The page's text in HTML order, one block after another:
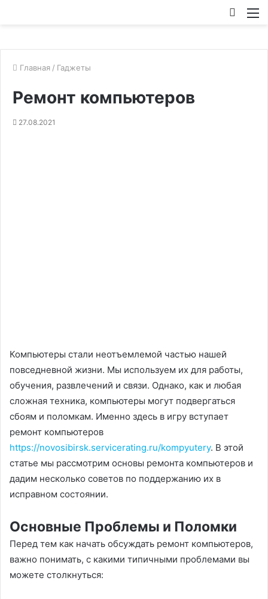
Главная / Гаджеты
Ремонт компьютеров
27.08.2021
Компьютеры стали неотъемлемой частью нашей
повседневной жизни. Мы используем их для работы,
обучения, развлечений и связи. Однако, как и любая
сложная техника, компьютеры могут подвергаться
сбоям и поломкам. Именно здесь в игру вступает
ремонт компьютеров
https://novosibirsk.servicerating.ru/kompyutery. В этой
статье мы рассмотрим основы ремонта компьютеров и
дадим несколько советов по поддержанию их в
исправном состоянии.
Основные Проблемы и Поломки
Перед тем как начать обсуждать ремонт компьютеров,
важно понимать, с какими типичными проблемами вы
можете столкнуться: